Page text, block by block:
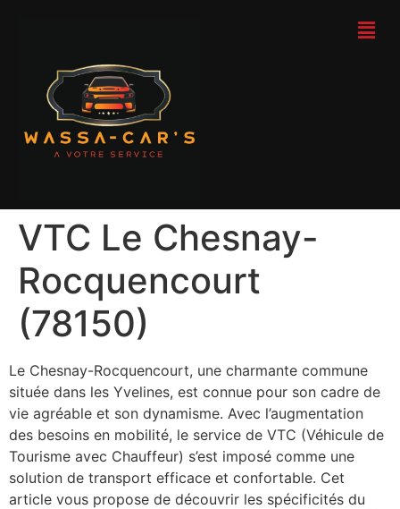
VTC Le Chesnay-
Rocquencourt
(78150)
Le Chesnay-Rocquencourt, une charmante commune
située dans les Yvelines, est connue pour son cadre de
vie agréable et son dynamisme. Avec l’augmentation
des besoins en mobilité, le service de VTC (Véhicule de
Tourisme avec Chauffeur) s’est imposé comme une
solution de transport efficace et confortable. Cet
article vous propose de découvrir les spécificités du